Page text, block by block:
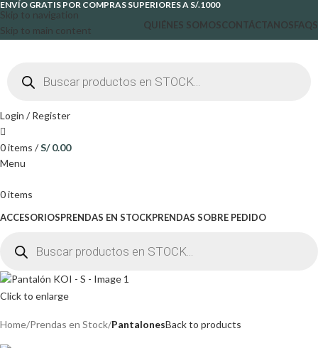
Skip to navigation
Skip to main content
ENVÍO GRATIS POR COMPRAS SUPERIORES A S/.1000
QUIÉNES SOMOSCONTÁCTANOSFAQS
Login / Register
0items /S/0.00
Menu
0items
ACCESORIOSPRENDAS EN STOCKPRENDAS SOBRE PEDIDO
Click to enlarge
Home Prendas en Stock PantalonesBack to products